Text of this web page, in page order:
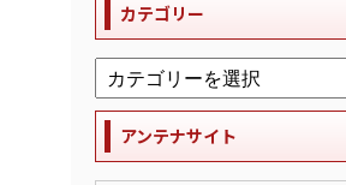
カテゴリー
アンテナサイト